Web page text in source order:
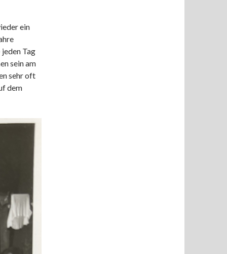
ein
Tag
sein am
sehr oft
dem